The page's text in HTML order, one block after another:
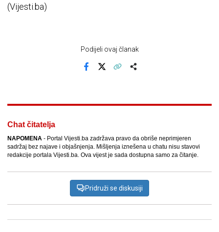
(Vijesti.ba)
Podijeli ovaj članak
Chat čitatelja
NAPOMENA - Portal Vijesti.ba zadržava pravo da obriše neprimjeren
sadržaj bez najave i objašnjenja. Mišljenja iznešena u chatu nisu stavovi
redakcije portala Vijesti.ba. Ova vijest je sada dostupna samo za čitanje.
Pridruži se diskusiji